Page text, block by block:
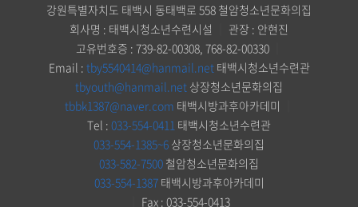
강원특별자치도 태백시 동태백로 558 철암청소년문화의집
회사명 : 태백시청소년수련시설
관장 : 안현진
고유번호증 : 739-82-00308, 768-82-00330
Email : tby5540414@hanmail.net태백시청소년수련관
tbyouth@hanmail.net 상장청소년문화의집
tbbk1387@naver.com 태백시방과후아카데미
Tel : 033-554-0411 태백시청소년수련관
033-554-1385~6 상장청소년문화의집
033-582-7500 철암청소년문화의집
033-554-1387태백시방과후아카데미
Fax : 033-554-0413